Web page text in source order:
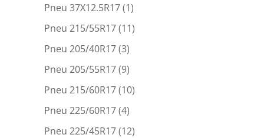
Pneu 37X12.5R17(1)
Pneu 215/55R17(11)
Pneu 205/40R17(3)
Pneu 205/55R17(9)
Pneu 215/60R17(10)
Pneu 225/60R17(4)
Pneu 225/45R17(12)